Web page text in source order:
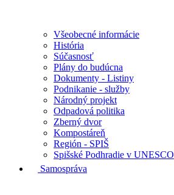
Všeobecné informácie
História
Súčasnosť
Plány do budúcna
Dokumenty - Listiny
Podnikanie - služby
Národný projekt
Odpadová politika
Zberný dvor
Kompostáreň
Región - SPIŠ
Spišské Podhradie v UNESCO
Samospráva